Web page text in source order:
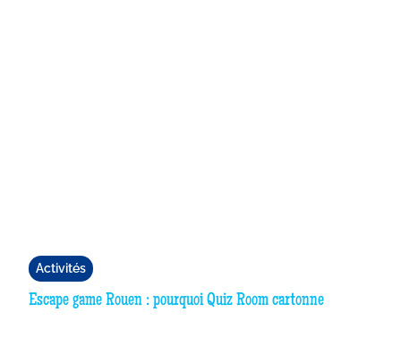
Activités
Escape game Rouen : pourquoi Quiz Room cartonne